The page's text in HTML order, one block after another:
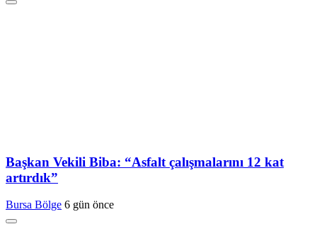
Başkan Vekili Biba: “Asfalt çalışmalarını 12 kat
artırdık”
Bursa Bölge 6 gün önce